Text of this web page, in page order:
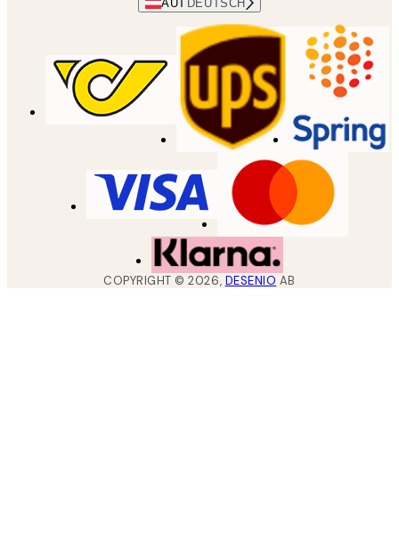
AUT DEUTSCH
COPYRIGHT ©2026, DESENIO AB